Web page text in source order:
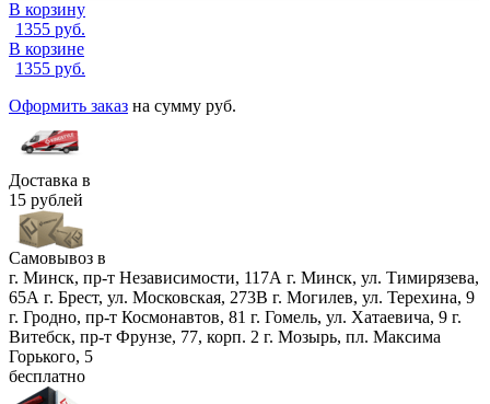
В корзину
1355 руб.
В корзине
1355 руб.
Оформить заказ на сумму руб.
Доставка в
15 рублей
Самовывоз в
г. Минск, пр-т Независимости, 117А г. Минск, ул. Тимирязева,
65А г. Брест, ул. Московская, 273В г. Могилев, ул. Терехина, 9
г. Гродно, пр-т Космонавтов, 81 г. Гомель, ул. Хатаевича, 9 г.
Витебск, пр-т Фрунзе, 77, корп. 2 г. Мозырь, пл. Максима
Горького, 5
бесплатно